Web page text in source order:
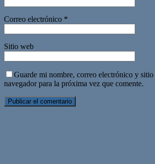
Correo electrónico *
Sitio web
Guarde mi nombre, correo electrónico y sitio
navegador para la próxima vez que comente.